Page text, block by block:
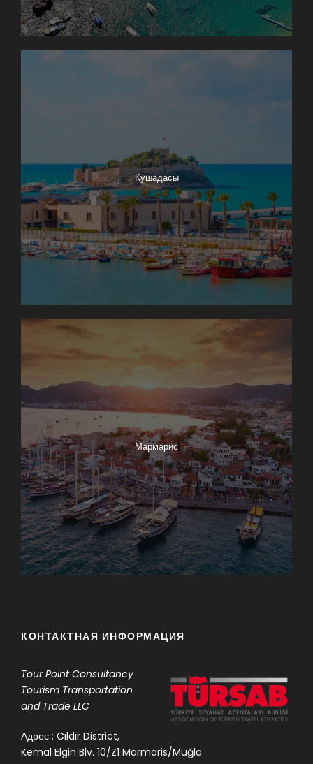
Кушадасы
Мармарис
КОНТАКТНАЯ ИНФОРМАЦИЯ
Tour PointConsultancy
Tourism Transportation
and Trade LLC
Адрес : Cıldır District,
Kemal Elgin Blv. 10/Z1 Marmaris/Muğla